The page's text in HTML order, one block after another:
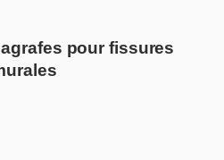
pour fissures